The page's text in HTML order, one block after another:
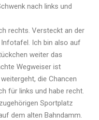
nach links und
rechts. Versteckt an der
Ich bin also auf
weiter das
Wegweiser ist
die Chancen
für links und habe recht.
Sportplatz
dem alten Bahndamm.